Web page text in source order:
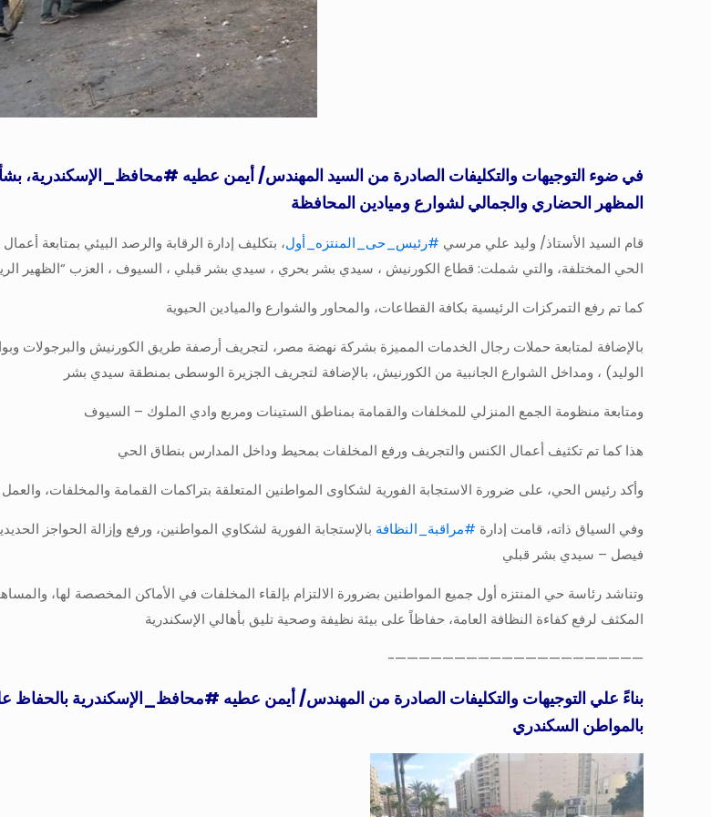
في ضوء التوجيهات والتكليفات الصادرة من السيد المهندس/ أيمن عطيه #محافظ_الإسكندرية،
المظهر الحضاري والجمالي لشوارع وميادين المحافظة
قام السيد الأستاذ/ وليد علي مرسي #رئيس_حى_المنتزه_أول، بتكليف إدارة الرقابة والرصد البيئي بمتابعة
الحي المختلفة، والتي شملت: قطاع الكورنيش ، سيدي بشر بحري ، سيدي بشر قبلي ، السيوف ، العزب “الظهير
كما تم رفع التمركزات الرئيسية بكافة القطاعات، والمحاور والشوارع والميادين الحيوية
بالإضافة لمتابعة حملات رجال الخدمات المميزة بشركة نهضة مصر، لتجريف أرصفة طريق الكورنيش والبرجولات
الوليد) ، ومداخل الشوارع الجانبية من الكورنيش، بالإضافة لتجريف الجزيرة الوسطى بمنطقة سيدي بشر
ومتابعة منظومة الجمع المنزلي للمخلفات والقمامة بمناطق الستينات ومربع وادي الملوك – السيوف
هذا كما تم تكثيف أعمال الكنس والتجريف ورفع المخلفات بمحيط وداخل المدارس بنطاق الحي
وأكد رئيس الحي، على ضرورة الاستجابة الفورية لشكاوى المواطنين المتعلقة بتراكمات القمامة والمخلفات، والعمل
وفي السياق ذاته، قامت إدارة #مراقبة_النظافة بالإستجابة الفورية لشكاوي المواطنين، ورفع وإزالة الحواجز
فيصل – سيدي بشر قبلي
وتناشد رئاسة حي المنتزه أول جميع المواطنين بضرورة الالتزام بإلقاء المخلفات في الأماكن المخصصة لها،
المكثف لرفع كفاءة النظافة العامة، حفاظاً على بيئة نظيفة وصحية تليق بأهالي الإسكندرية
—————————————————————-
بناءً علي التوجيهات والتكليفات الصادرة من المهندس/ أيمن عطيه #محافظ_الإسكندرية بالحفاظ
بالمواطن السكندري